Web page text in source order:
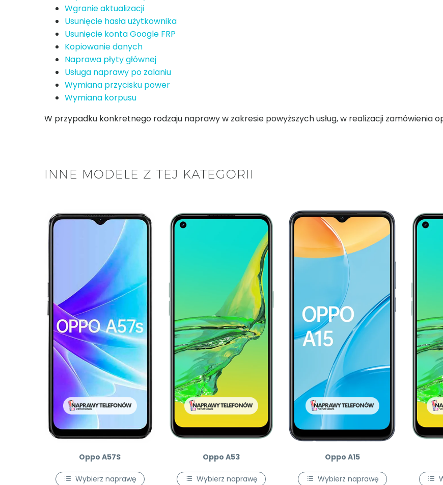
Wgranie aktualizacji
Usunięcie hasła użytkownika
Usunięcie konta Google FRP
Kopiowanie danych
Naprawa płyty głównej
Usługa naprawy po zalaniu
Wymiana przycisku power
Wymiana korpusu
W przypadku konkretnego rodzaju naprawy w zakresie powyższych usług, w realizacji zamówienia
INNE MODELE Z TEJ KATEGORII
Oppo A57S
Wybierz naprawę
Oppo A53
Wybierz naprawę
Oppo A15
Wybierz naprawę